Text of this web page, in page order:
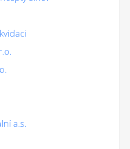
a.s.